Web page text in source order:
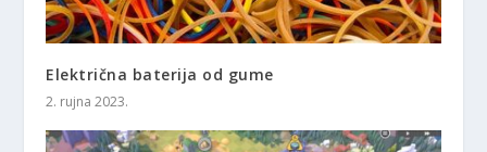
Električna baterija od gume
2. rujna 2023.